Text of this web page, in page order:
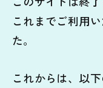
これまでご利用
た。
これからは、以